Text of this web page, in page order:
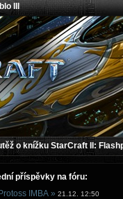
III
o knížku StarCraft II:
příspěvky na fóru:
IMBA » 21.12. 12:50